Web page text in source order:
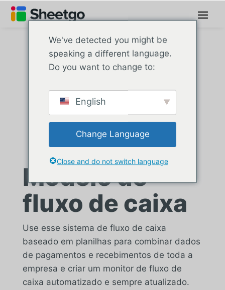
Modelo de
fluxo de caixa
Use esse sistema de fluxo de caixa
baseado em planilhas para combinar dados
de pagamentos e recebimentos de toda a
empresa e criar um monitor de fluxo de
caixa automatizado e sempre atualizado.
We've detected you might be
speaking a different language.
Do you want to change to:
English
Change Language
Close and do not switch language